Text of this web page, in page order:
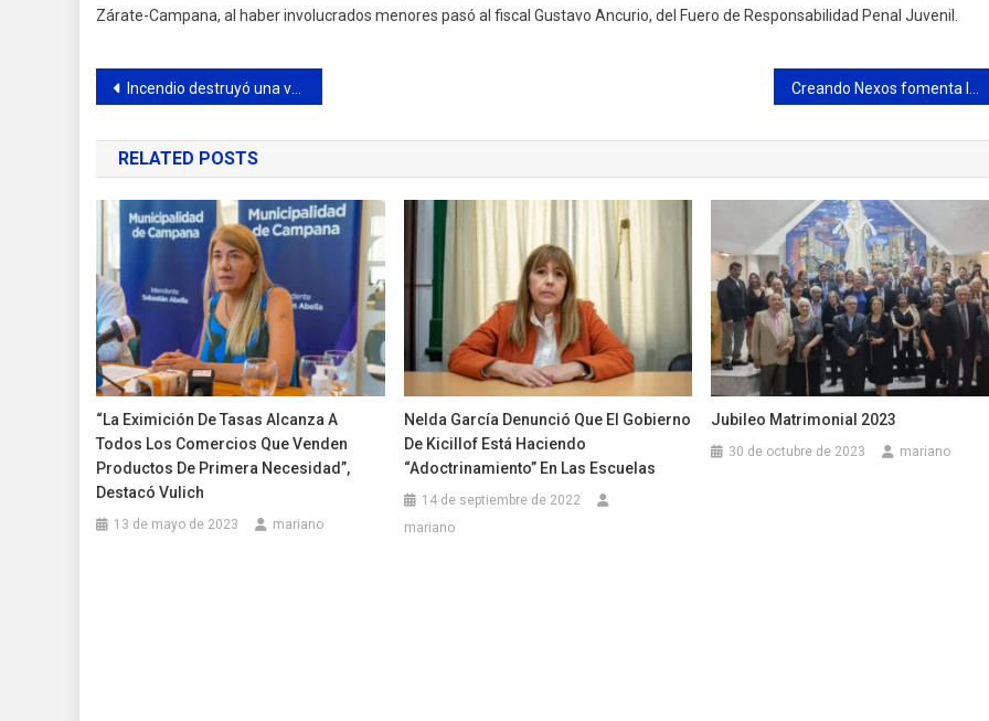
Zárate-Campana, al haber involucrados menores pasó al fiscal Gustavo Ancurio, del Fuero de Responsabilidad Penal Juvenil.
Navegación
de
entradas
Incendio destruyó una vivienda del barrio Urquiza
RELATED POSTS
“La Eximición De Tasas Alcanza A
Todos Los Comercios Que Venden
Productos De Primera Necesidad”,
Destacó Vulich
13 de mayo de 2023 mariano
Nelda García Denunció Que El Gobierno
De Kicillof Está Haciendo
“adoctrinamiento” En Las Escuelas
14 de septiembre de 2022
mariano
Jubileo Matrimonial 2023
30 de octubre de 2023 mariano